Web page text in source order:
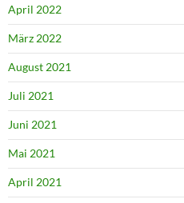
April 2022
März 2022
August 2021
Juli 2021
Juni 2021
Mai 2021
April 2021